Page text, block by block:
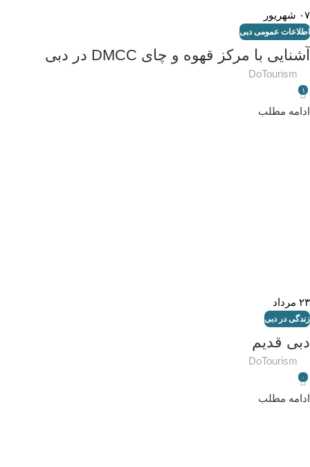
۰۷ شهریور
اطلاعات عمومی دبی
آشنایی با مرکز قهوه و چای DMCC در دبی
DoTourism
۱
ادامه مطلب
۲۳ مرداد
زندگی در دبی
دبی قدیم
DoTourism
۰
ادامه مطلب